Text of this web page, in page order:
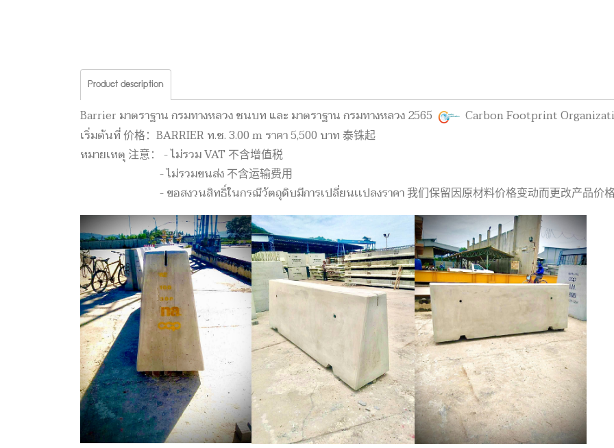
Product description
Barrier มาตราฐาน กรมทางหลวง ชนบท และ มาตราฐาน กรมทางหลวง 2565
Carbon Footprint
เริ่มต้นที่ 价格：BARRIER ท.ช. 3.00 m ราคา 5,500 บาท 泰铢起
หมายเหตุ 注意： - ไม่รวม VAT 不含增值税
- ไม่รวมขนส่ง 不含运输费用
- ขอสงวนสิทธิ์ในกรณีวัตถุดิบมีการเปลี่ยนเเปลงราคา 我们保留因原材料价格变动而更改产品价格